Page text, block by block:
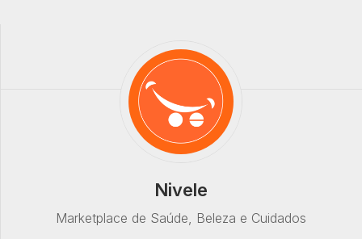
Nivele
Marketplace de Saúde, Beleza e Cuidados